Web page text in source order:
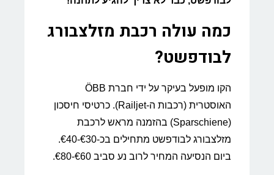
כמה עולה רכבת מזלצבורג
לבודפשט?
הקו מופעל בעיקר על ידי חברת ÖBB
האוסטרית (רכבות ה-Railjet). כרטיסי חיסכון
(Sparschiene) בהזמנה מראש לרכבת
מזלצבורג לבודפשט מתחילים בכ-€30-€40.
ביום הנסיעה המחיר לרוב נע סביב €60-€80.